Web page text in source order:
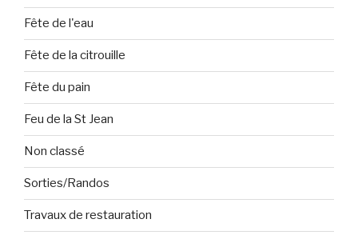
Fête de l'eau
Fête de la citrouille
Fête du pain
Feu de la St Jean
Non classé
Sorties/Randos
Travaux de restauration